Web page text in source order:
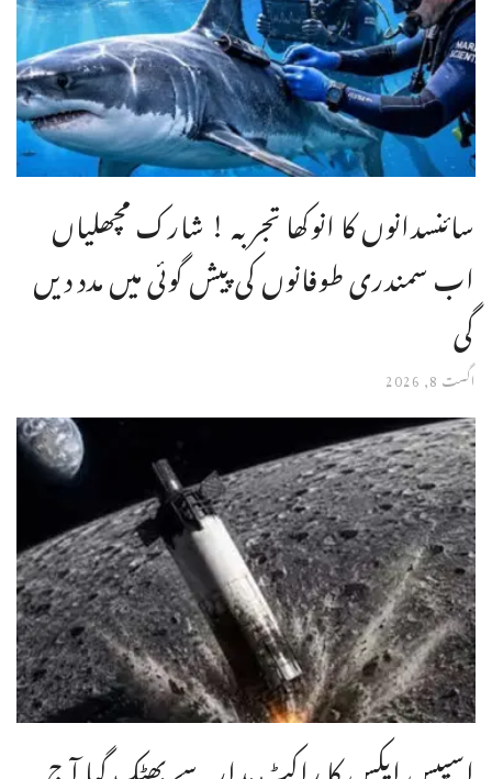
سائنسدانوں کا انوکھا تجربہ ! شارک مچھلیاں
اب سمندری طوفانوں کی پیش گوئی میں مدد دیں
گی
اگست 8, 2026